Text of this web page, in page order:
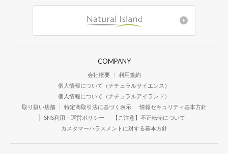
COMPANY
会社概要
利用規約
個人情報について（ナチュラルサイエンス）
個人情報について（ナチュラルアイランド）
取り扱い店舗
特定商取引法に基づく表示
情報セキュリティ基本方針
SNS利用・運営ポリシー
【ご注意】不正転売について
カスタマーハラスメントに対する基本方針